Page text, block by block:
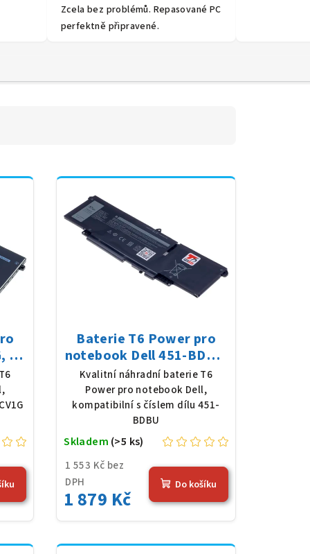
Zcela bez problémů. Repasované PC
perfektně připravené.
Li-
Baterie T6 Power pro
notebook Dell 451-BDBU,
Li-Poly, 11,4 V, 4878 mAh
(57 Wh), černá
Kvalitní náhradní baterie T6
Power pro notebook Dell,
kompatibilní s číslem dílu 451-
BDBU
1 553 Kč bez
DPH
1 879 Kč
Skladem (>5 ks)
Do košíku